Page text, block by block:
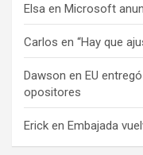
Elsa en Microsoft
Carlos en “Hay que
Dawson en EU
opositores
Erick en Embajada